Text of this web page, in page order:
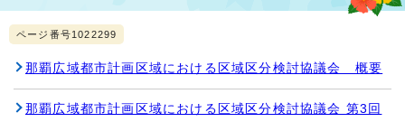
ページ番号1022299
那覇広域都市計画区域における区域区分検討協議会 概要
那覇広域都市計画区域における区域区分検討協議会 第3回